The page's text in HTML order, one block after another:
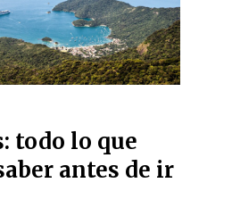
todo lo que
antes de ir